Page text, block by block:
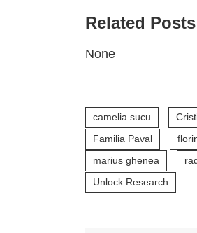
Related Posts
None
camelia sucu
Familia Paval
marius ghenea
Unlock Research